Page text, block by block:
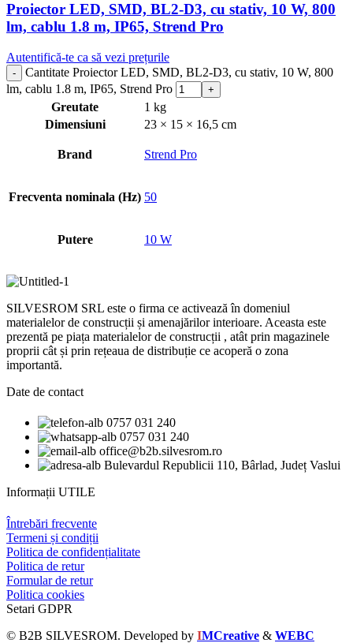
Proiector LED, SMD, BL2-D3, cu stativ, 10 W, 800
lm, cablu 1.8 m, IP65, Strend Pro
Autentifică-te ca să vezi prețurile
Cantitate Proiector LED, SMD, BL2-D3, cu stativ, 10 W, 800
lm, cablu 1.8 m, IP65, Strend Pro
Greutate
1 kg
Dimensiuni
23 × 15 × 16,5 cm
Brand Strend Pro
Frecventa nominala (Hz) 50
Putere 10 W
SILVESROM SRL este o firma ce activează în domeniul
materialelor de construcții și amenajărilor interioare. Aceasta este
prezentă pe piața materialelor de construcții , atât prin magazinele
proprii cât și prin rețeaua de distribuție ce acoperă o zona
importantă.
Date de contact
0757 031 240
0757 031 240
office@b2b.silvesrom.ro
Bulevardul Republicii 110, Bârlad, Județ Vaslui
Informații UTILE
Întrebări frecvente
Termeni și condiții
Politica de confidențialitate
Politica de retur
Formular de retur
Politica cookies
Setari GDPR
© B2B SILVESROM. Developed by IMCreative & WEBC